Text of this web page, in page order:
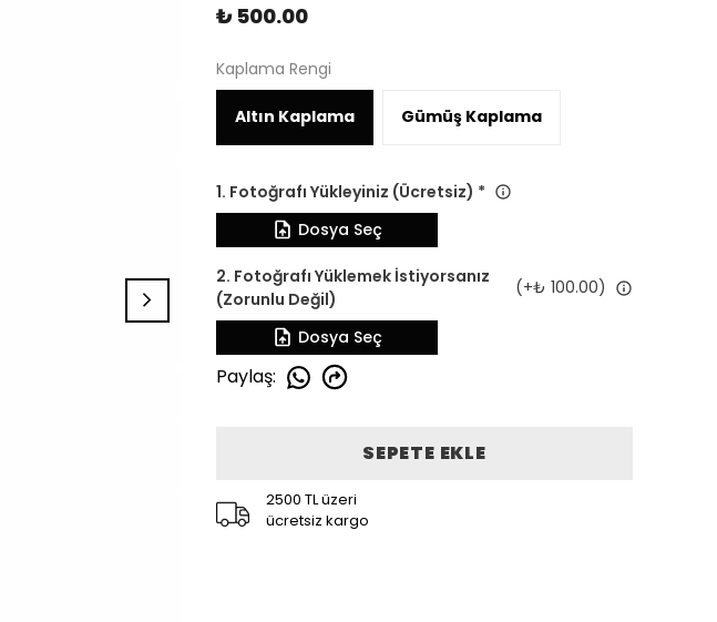
₺ 500.00
Kaplama Rengi
Altın Kaplama Gümüş Kaplama
1. Fotoğrafı Yükleyiniz (Ücretsiz) *
Dosya Seç
2. Fotoğrafı Yüklemek İstiyorsanız
(Zorunlu Değil)
(+₺ 100.00)
Dosya Seç
Paylaş:
SEPETE EKLE
2500 TL üzeri
ücretsiz kargo